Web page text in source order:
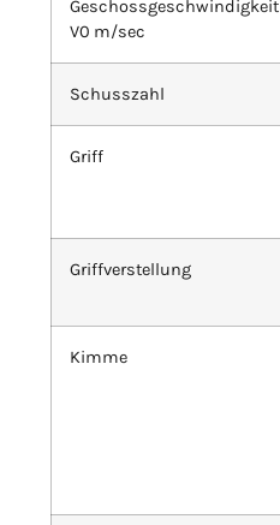
Geschossgeschwindigkeit
V0 m/sec
Schusszahl
Griff
Griffverstellung
Kimme